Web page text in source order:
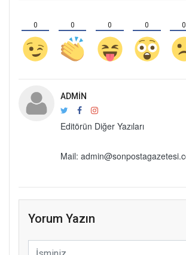
0 0 0 0 0
ADMIN
Editörün Diğer Yazıları
Mail:
Yorum Yazın